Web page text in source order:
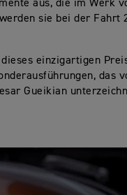
aus, die im Werk
sie bei der Fahrt
einzigartigen
das
Gueikian